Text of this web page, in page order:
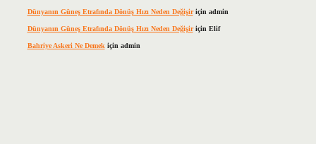
Dünyanın Güneş Etrafında Dönüş Hızı Neden Değişiriçin admin
Dünyanın Güneş Etrafında Dönüş Hızı Neden Değişiriçin Elif
Bahriye Askeri Ne Demek için admin